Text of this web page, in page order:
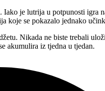
je lutrija u potpunosti igra
koje se pokazalo jednako
Nikada ne biste trebali
akumulira iz tjedna u tjedan.